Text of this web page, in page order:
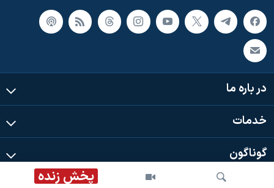
پخش زنده
در باره ما
خدمات
گوناگون